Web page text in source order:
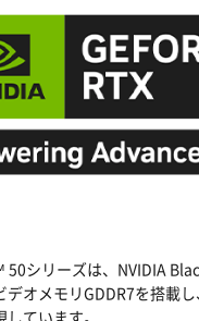
50シリーズは、NVIDIA
デオメモリGDDR7を搭載
ています。